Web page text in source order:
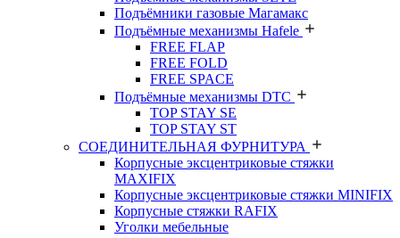
Подъёмники газовые Магамакс
Подъёмные механизмы Hafele
FREE FLAP
FREE FOLD
FREE SPACE
Подъёмные механизмы DTC
TOP STAY SE
TOP STAY ST
СОЕДИНИТЕЛЬНАЯ ФУРНИТУРА
Корпусные эксцентриковые стяжки
MAXIFIX
Корпусные эксцентриковые стяжки MINIFIX
Корпусные стяжки RAFIX
Уголки мебельные